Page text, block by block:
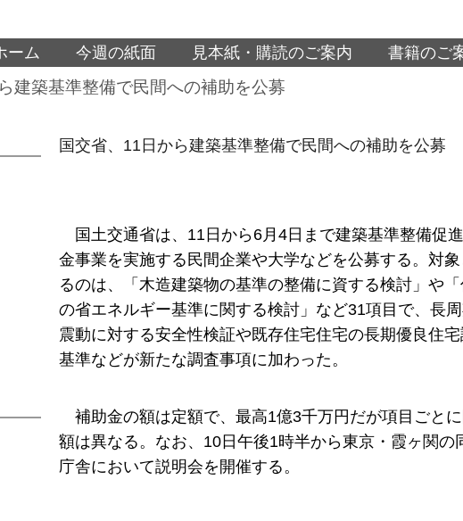
ーム 今週の紙面 見本紙・購読のご案内 書籍のご
建築基準整備で民間への補助を公募
国交省、11日から建築基準整備で民間への補助を公募
国土交通省は、11日から6月4日まで建築基準整備促
金事業を実施する民間企業や大学などを公募する。対象
るのは、「木造建築物の基準の整備に資する検討」や
の省エネルギー基準に関する検討」など31項目で、長
震動に対する安全性検証や既存住宅住宅の長期優良住宅
基準などが新たな調査事項に加わった。
補助金の額は定額で、最高1億3千万円だが項目ごと
額は異なる。なお、10日午後1時半から東京・霞ヶ関の
庁舎において説明会を開催する。